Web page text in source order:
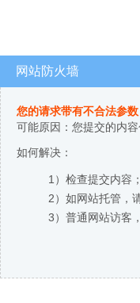
网站防火墙
您的请求带有不合法参
可能原因：您提交的内
如何解决：
1）检查提交内容；
2）如网站托管，
3）普通网站访客